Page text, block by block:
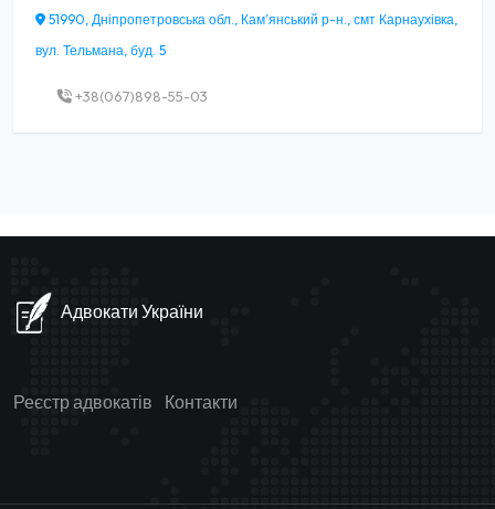
51990, Дніпропетровська обл., Кам’янський р-н., смт Карнаухівка,
вул. Тельмана, буд. 5
+38(067)898-55-03
Адвокати України
Реєстр адвокатів Контакти